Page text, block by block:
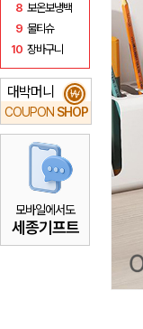
8 보온보냉백
9 물티슈
10 장바구니
대박머니
COUPON SHOP
₩
모바일에서도
세종기프트